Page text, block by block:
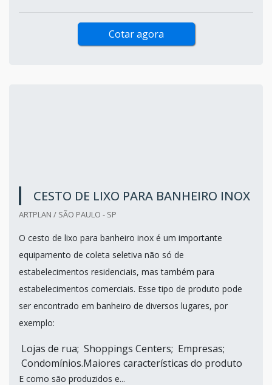
Cotar agora
CESTO DE LIXO PARA BANHEIRO INOX
ARTPLAN / SÃO PAULO - SP
O cesto de lixo para banheiro inox é um importante
equipamento de coleta seletiva não só de
estabelecimentos residenciais, mas também para
estabelecimentos comerciais. Esse tipo de produto pode
ser encontrado em banheiro de diversos lugares, por
exemplo:
Lojas de rua; Shoppings Centers; Empresas;
Condomínios.Maiores características do produto
E como são produzidos e...